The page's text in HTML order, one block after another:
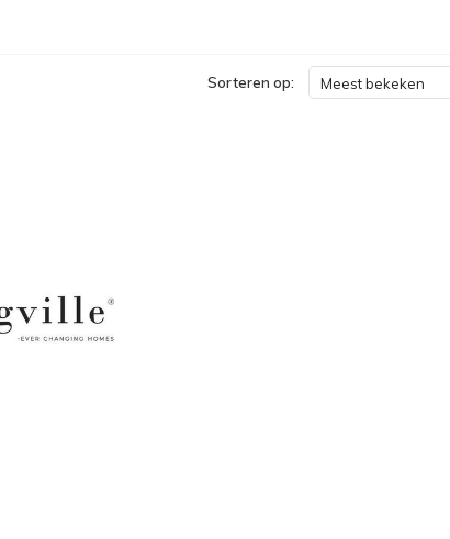
Sorteren op: Meest bekeken